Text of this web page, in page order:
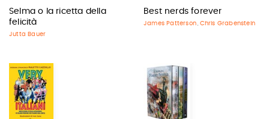
Selma o la ricetta della
felicità
Jutta Bauer
Best nerds forever
James Patterson , Chris Grabenstein